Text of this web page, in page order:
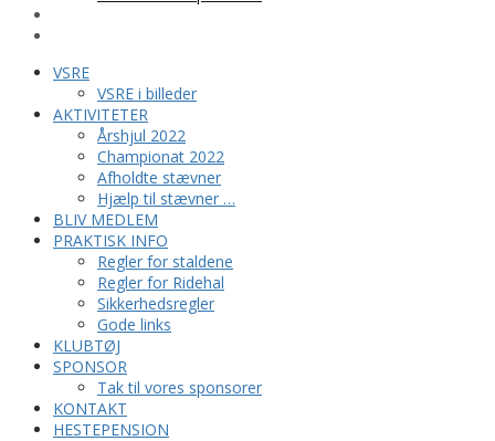
VSRE
VSRE i billeder
AKTIVITETER
Årshjul 2022
Championat 2022
Afholdte stævner
Hjælp til stævner …
BLIV MEDLEM
PRAKTISK INFO
Regler for staldene
Regler for Ridehal
Sikkerhedsregler
Gode links
KLUBTØJ
SPONSOR
Tak til vores sponsorer
KONTAKT
HESTEPENSION